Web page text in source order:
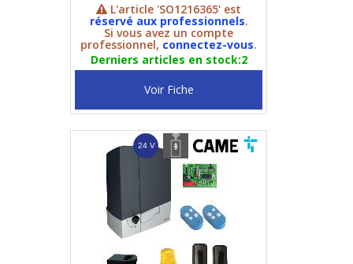
L'article 'SO1216365' est
réservé aux professionnels.
Si vous avez un compte
professionnel, connectez-vous.
Derniers articles en stock:2
Voir Fiche